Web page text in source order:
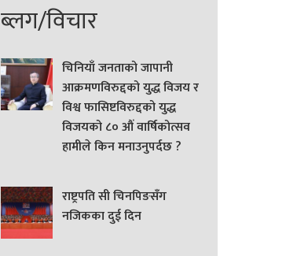
ब्लग/विचार
चिनियाँ जनताको जापानी
आक्रमणविरुद्दको युद्ध विजय र
विश्व फासिष्टविरुद्दको युद्ध
विजयको ८० औं वार्षिकोत्सव
हामीले किन मनाउनुपर्दछ ?
राष्ट्रपति सी चिनपिङसँग
नजिकका दुई दिन